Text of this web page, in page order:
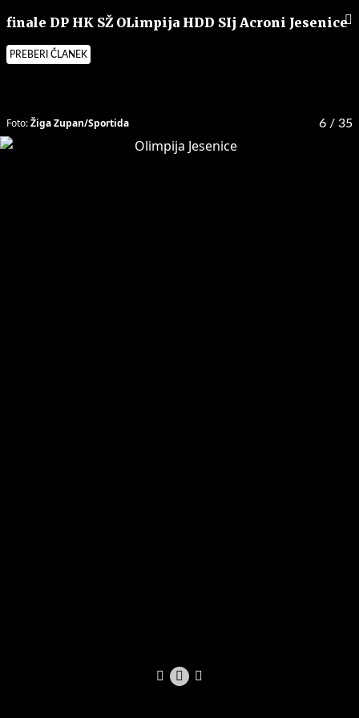
finale DP HK SŽ OLimpija HDD SIj Acroni Jesenice
PREBERI ČLANEK
6 / 35
Foto:Žiga Zupan/Sportida